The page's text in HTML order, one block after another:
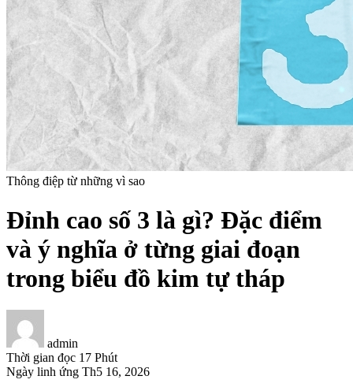
Thông điệp từ những vì sao
Đỉnh cao số 3 là gì? Đặc điểm
và ý nghĩa ở từng giai đoạn
trong biểu đồ kim tự tháp
admin
Thời gian đọc 17 Phút
Ngày linh ứng Th5 16, 2026